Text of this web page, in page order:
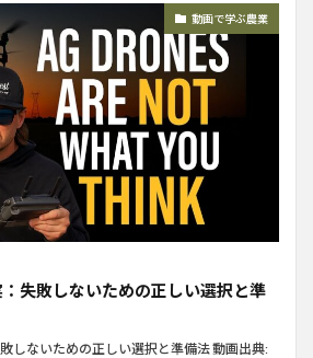
動画で学ぶ農業
：失敗しないための正しい選択と準
しないための正しい選択と準備法 動画出典: